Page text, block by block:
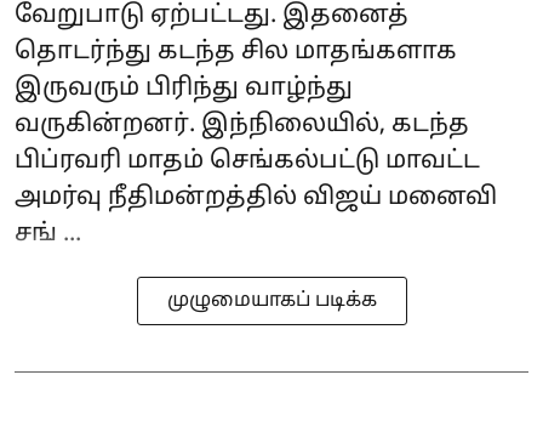
வேறுபாடு ஏற்பட்டது. இதனைத்
தொடர்ந்து கடந்த சில மாதங்களாக
இருவரும் பிரிந்து வாழ்ந்து
வருகின்றனர். இந்நிலையில், கடந்த
பிப்ரவரி மாதம் செங்கல்பட்டு மாவட்ட
அமர்வு நீதிமன்றத்தில் விஜய் மனைவி
சங் ...
முழுமையாகப் படிக்க